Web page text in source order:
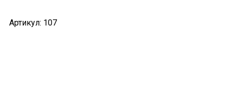
Артикул: 107